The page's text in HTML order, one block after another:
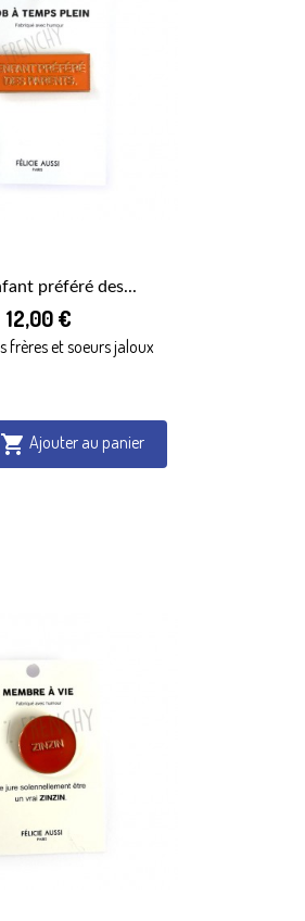
APERÇU RAPIDE
préféré des...
12,00 €
frères et soeurs jaloux
 Ajouter au panier